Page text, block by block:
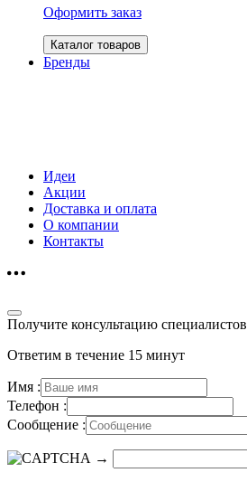
Оформить заказ
Каталог товаров
Бренды
Идеи
Акции
Доставка и оплата
О компании
Контакты
Получите консультацию специалистов
Ответим в течение 15 минут
Имя :
Телефон :
Сообщение :
→